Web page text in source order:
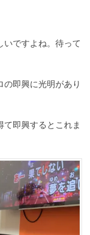
ですよね。待って
即興に光明があり
即興するとこれま